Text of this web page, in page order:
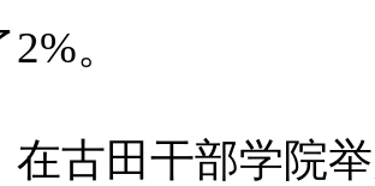
。
田干部学院举